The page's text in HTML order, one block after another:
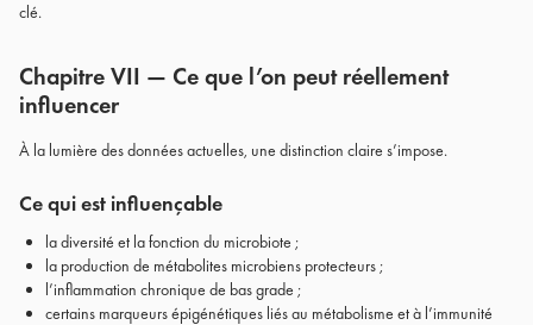
clé.
Chapitre VII — Ce que l’on peut réellement
influencer
À la lumière des données actuelles, une distinction claire s’impose.
Ce qui est influençable
la diversité et la fonction du microbiote ;
la production de métabolites microbiens protecteurs ;
l’inflammation chronique de bas grade ;
certains marqueurs épigénétiques liés au métabolisme et à l’immunité